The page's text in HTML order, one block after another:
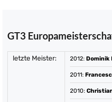
GT3
letzte Meister: 2012: Dominik
2011:
2010: